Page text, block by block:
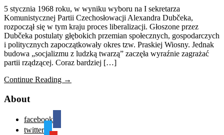
5 stycznia 1968 roku, w wyniku wyboru na I sekretarza
Komunistycznej Partii Czechosłowacji Alexandra Dubčeka,
rozpoczął się w tym kraju proces liberalizacji. Głoszone przez
Dubčeka postulaty głębokich przemian społecznych, gospodarczych
i politycznych zapoczątkowały okres tzw. Praskiej Wiosny. Jednak
budowa „socjalizmu z ludzką twarzą” zaczęła wyraźnie zagrażać
partii rządzącej. Coraz bardziej […]
Continue Reading →
About
facebook
twitter